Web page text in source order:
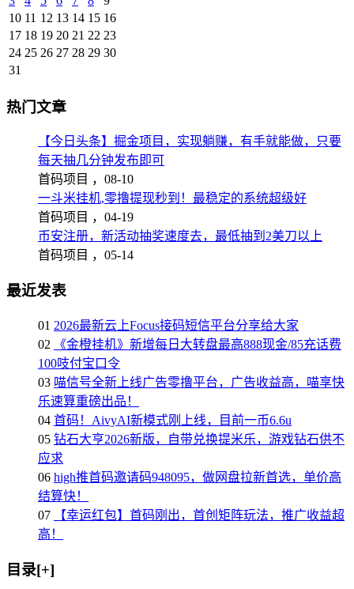
10 11 12 13 14 15 16
17 18 19 20 21 22 23
24 25 26 27 28 29 30
31
热门文章
【今日头条】掘金项目，实现躺赚，有手就能做，只要
每天抽几分钟发布即可
首码项目 ， 08-10
一斗米挂机,零撸提现秒到！最稳定的系统超级好
首码项目 ， 04-19
币安注册，新活动抽奖速度去，最低抽到2美刀以上
首码项目 ， 05-14
最近发表
01 2026最新云上Focus接码短信平台分享给大家
02
《金橙挂机》新增每日大转盘最高888现金/85充话费
100吱付宝口令
03 喵信号全新上线广告零撸平台，广告收益高，喵享快
乐速算重磅出品！
04 首码！AivyAI新模式刚上线，目前一币6.6u
05 钻石大亨2026新版，自带兑换提米乐，游戏钻石供不
应求
06 high推首码邀请码948095，做网盘拉新首选，单价高
结算快！
07
【幸运红包】首码刚出，首创矩阵玩法，推广收益超
高！
目录[+]